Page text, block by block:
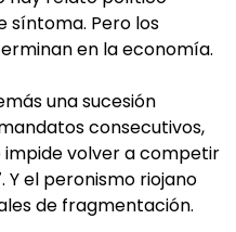
síntoma. Pero los
en la economía.
una sucesión
consecutivos,
impide volver a competir
Y el peronismo riojano
de fragmentación.